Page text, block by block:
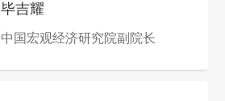
毕吉耀
中国宏观经济研究院副院长